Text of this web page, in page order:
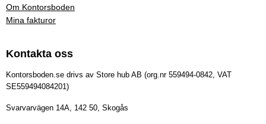
Om Kontorsboden
Mina fakturor
Kontakta oss
Kontorsboden.se drivs av Store hub AB (org.nr 559494-0842, VAT
SE559494084201)
Svarvarvägen 14A, 142 50, Skogås